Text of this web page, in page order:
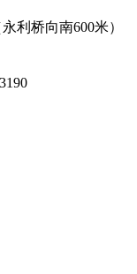
利桥向南600米）